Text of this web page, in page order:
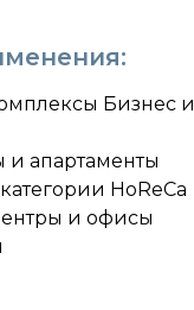
Бизнес и
и апартаменты
HoReCa
и офисы